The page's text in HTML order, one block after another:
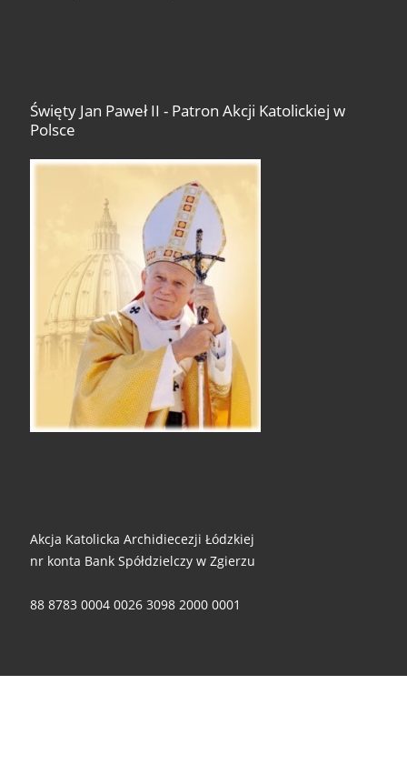
Święty Jan Paweł II - Patron Akcji Katolickiej w
Polsce
Akcja Katolicka Archidiecezji Łódzkiej
nr konta Bank Spółdzielczy w Zgierzu
88 8783 0004 0026 3098 2000 0001